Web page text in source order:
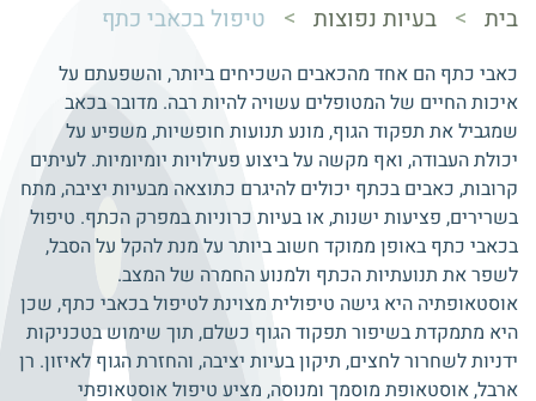
בית > בעיות נפוצות > טיפול בכאבי כתף
כאבי כתף הם אחד מהכאבים השכיחים ביותר, והשפעתם על
איכות החיים של המטופלים עשויה להיות רבה. מדובר בכאב
שמגביל את תפקוד הגוף, מונע תנועות חופשיות, משפיע על
יכולת העבודה, ואף מקשה על ביצוע פעילויות יומיומיות. לעיתים
קרובות, כאבים בכתף יכולים להיגרם כתוצאה מבעיות יציבה, מתח
בשרירים, פציעות ישנות, או בעיות כרוניות במפרק הכתף. טיפול
בכאבי כתף באופן ממוקד חשוב ביותר על מנת להקל על הסבל,
לשפר את תנועתיות הכתף ולמנוע החמרה של המצב.
אוסטאופתיה היא גישה טיפולית מצוינת לטיפול בכאבי כתף, שכן
היא מתמקדת בשיפור תפקוד הגוף כשלם, תוך שימוש בטכניקות
ידניות לשחרור לחצים, תיקון בעיות יציבה, והחזרת הגוף לאיזון. רן
ארבל, אוסטאופת מוסמך ומנוסה, מציע טיפול אוסטאופתי